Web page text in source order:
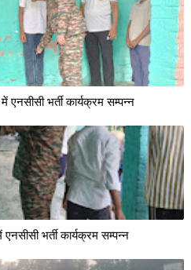
भर्ती कार्यक्रम सम्पन्न
भर्ती कार्यक्रम सम्पन्न